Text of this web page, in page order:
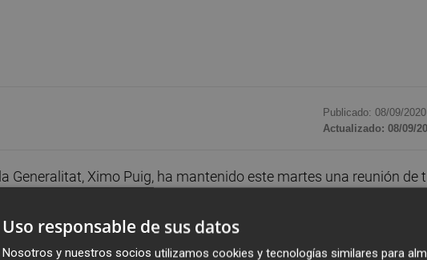
Publicado: 08/09/2020
Actualizado: 08/09/
Generalitat, Ximo Puig, ha mantenido este martes una reunión de
para abordar la situación generada por la pandemia de covid-19
Uso responsable de sus datos
Nosotros y nuestros socios utilizamos cookies y tecnologías similares para